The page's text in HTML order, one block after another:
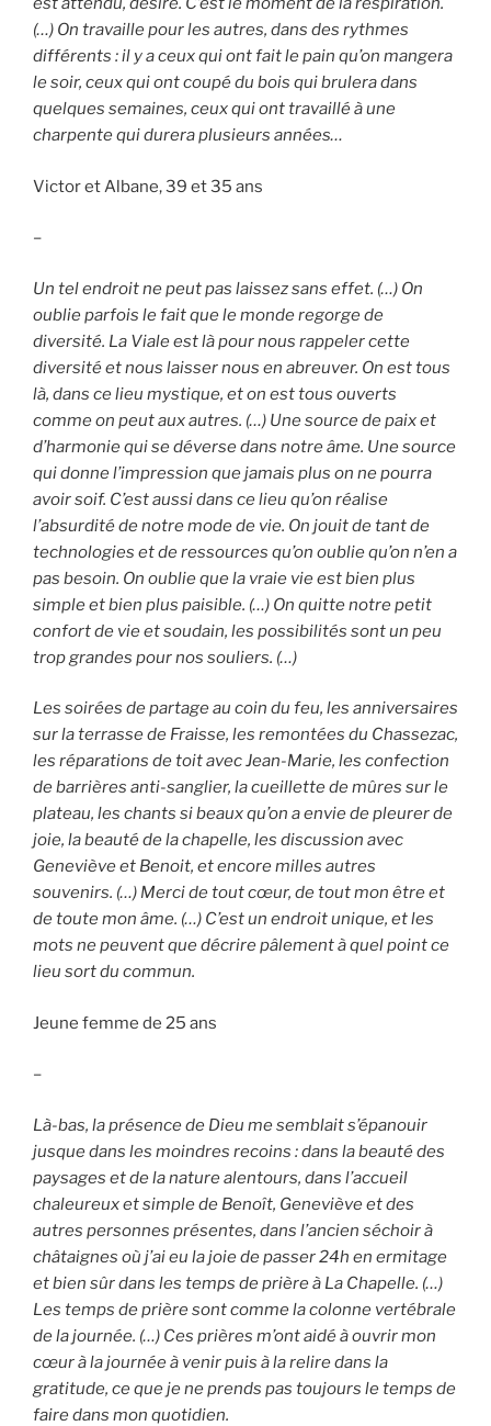
(…) On travaille pour les autres, dans des rythmes
différents : il y a ceux qui ont fait le pain qu’on mangera
le soir, ceux qui ont coupé du bois qui brulera dans
quelques semaines, ceux qui ont travaillé à une
charpente qui durera plusieurs années…
Victor et Albane, 39 et 35 ans
–
Un tel endroit ne peut pas laissez sans effet. (…) On
oublie parfois le fait que le monde regorge de
diversité. La Viale est là pour nous rappeler cette
diversité et nous laisser nous en abreuver. On est tous
là, dans ce lieu mystique, et on est tous ouverts
comme on peut aux autres. (…) Une source de paix et
d’harmonie qui se déverse dans notre âme. Une source
qui donne l’impression que jamais plus on ne pourra
avoir soif. C’est aussi dans ce lieu qu’on réalise
l’absurdité de notre mode de vie. On jouit de tant de
technologies et de ressources qu’on oublie qu’on n’en a
pas besoin. On oublie que la vraie vie est bien plus
simple et bien plus paisible. (…) On quitte notre petit
confort de vie et soudain, les possibilités sont un peu
trop grandes pour nos souliers. (…)
Les soirées de partage au coin du feu, les anniversaires
sur la terrasse de Fraisse, les remontées du Chassezac,
les réparations de toit avec Jean-Marie, les confection
de barrières anti-sanglier, la cueillette de mûres sur le
plateau, les chants si beaux qu’on a envie de pleurer de
joie, la beauté de la chapelle, les discussion avec
Geneviève et Benoit, et encore milles autres
souvenirs. (…) Merci de tout cœur, de tout mon être et
de toute mon âme. (…) C’est un endroit unique, et les
mots ne peuvent que décrire pâlement à quel point ce
lieu sort du commun.
Jeune femme de 25 ans
–
Là-bas, la présence de Dieu me semblait s’épanouir
jusque dans les moindres recoins : dans la beauté des
paysages et de la nature alentours, dans l’accueil
chaleureux et simple de Benoît, Geneviève et des
autres personnes présentes, dans l’ancien séchoir à
châtaignes où j’ai eu la joie de passer 24h en ermitage
et bien sûr dans les temps de prière à La Chapelle. (…)
Les temps de prière sont comme la colonne vertébrale
de la journée. (…) Ces prières m’ont aidé à ouvrir mon
cœur à la journée à venir puis à la relire dans la
gratitude, ce que je ne prends pas toujours le temps de
faire dans mon quotidien.